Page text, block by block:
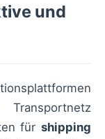
und
für shipping